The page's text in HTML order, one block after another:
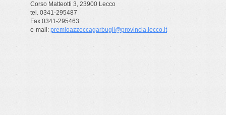
Corso Matteotti 3, 23900 Lecco
tel. 0341-295487
Fax 0341-295463
e-mail: premioazzeccagarbugli@provincia.lecco.it